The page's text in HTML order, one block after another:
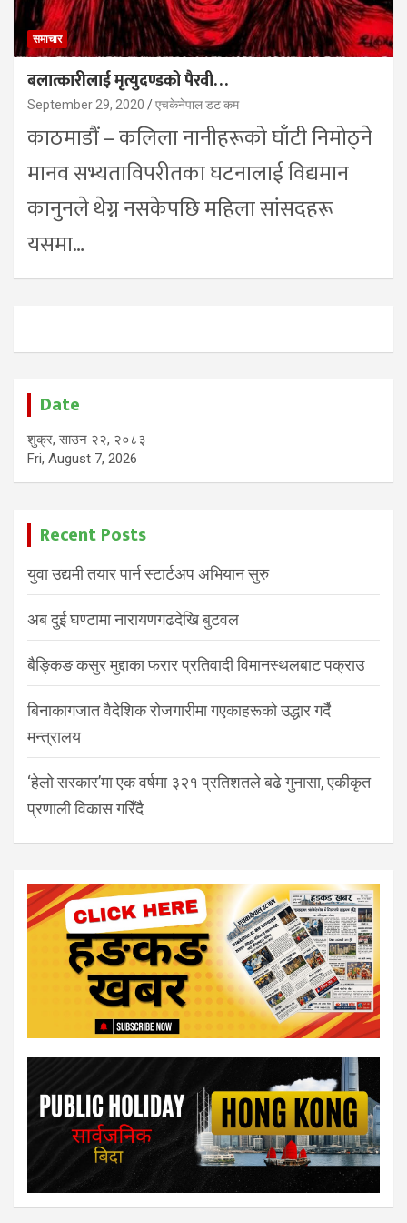
समाचार
बलात्कारीलाई मृत्युदण्डको पैरवी…
September 29, 2020 एचकेनेपाल डट कम
काठमाडौं – कलिला नानीहरूको घाँटी निमोठ्ने
मानव सभ्यताविपरीतका घटनालाई विद्यमान
कानुनले थेग्न नसकेपछि महिला सांसदहरू
यसमा…
Date
शुक्र, साउन २२, २०८३
Fri, August 7, 2026
Recent Posts
युवा उद्यमी तयार पार्न स्टार्टअप अभियान सुरु
अब दुई घण्टामा नारायणगढदेखि बुटवल
बैङ्किङ कसुर मुद्दाका फरार प्रतिवादी विमानस्थलबाट पक्राउ
बिनाकागजात वैदेशिक रोजगारीमा गएकाहरूको उद्धार गर्दै
मन्त्रालय
‘हेलो सरकार’मा एक वर्षमा ३२१ प्रतिशतले बढे गुनासा, एकीकृत
प्रणाली विकास गरिँदै